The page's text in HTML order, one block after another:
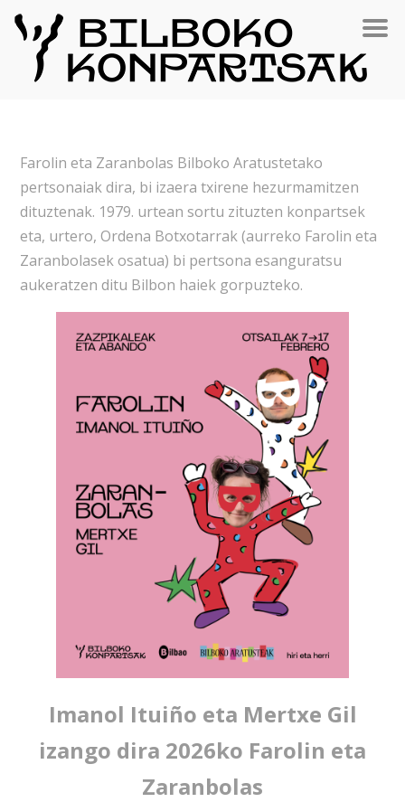
Farolin eta Zaranbolas Bilboko Aratustetako
pertsonaiak dira, bi izaera txirene hezurmamitzen
dituztenak. 1979. urtean sortu zituzten konpartsek
eta, urtero, Ordena Botxotarrak (aurreko Farolin eta
Zaranbolasek osatua) bi pertsona esanguratsu
aukeratzen ditu Bilbon haiek gorpuzteko.
Imanol Ituiño eta Mertxe Gil
izango dira 2026ko Farolin eta
Zaranbolas